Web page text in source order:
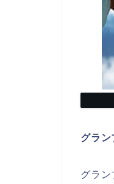
グラン
グラ